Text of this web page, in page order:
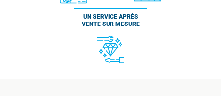
UN SERVICE APRÈS
VENTE SUR MESURE